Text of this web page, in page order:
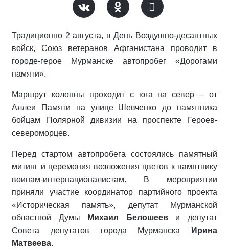
Традиционно 2 августа, в День Воздушно-десантных
войск, Союз ветеранов Афганистана проводит в
городе-герое Мурманске автопробег «Дорогами
памяти».
Маршрут колонны проходит с юга на север – от
Аллеи Памяти на улице Шевченко до памятника
бойцам Полярной дивизии на проспекте Героев-
североморцев.
Перед стартом автопробега состоялись памятный
митинг и церемония возложения цветов к памятнику
воинам-интернационалистам. В мероприятии
приняли участие координатор партийного проекта
«Историческая память», депутат Мурманской
областной Думы
Михаил Белошееви депутат
Совета депутатов города Мурманска
Ирина
Матвеева.